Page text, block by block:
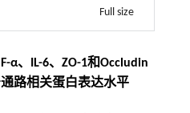
Full size
α、IL-6、ZO-1和Occludin
路相关蛋白表达水平